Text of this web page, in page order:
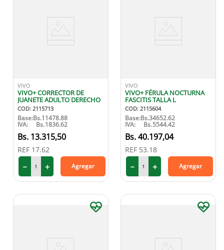
VIVO
VIVO+ CORRECTOR DE
JUANETE ADULTO DERECHO
COD: 2115713
Base:Bs.11478.88
IVA: Bs.1836.62
13.315,50
REF 17.62
＋
－ Agregar
VIVO
VIVO+ FÉRULA NOCTURNA
FASCITIS TALLA L
COD: 2115604
Base:Bs.34652.62
IVA: Bs.5544.42
40.197,04
REF 53.18
＋
－ Agregar